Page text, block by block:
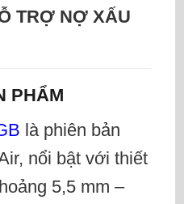
TRỢ NỢ XẤU
PHẨM
là phiên bản
nổi bật với thiết
5,5 mm –